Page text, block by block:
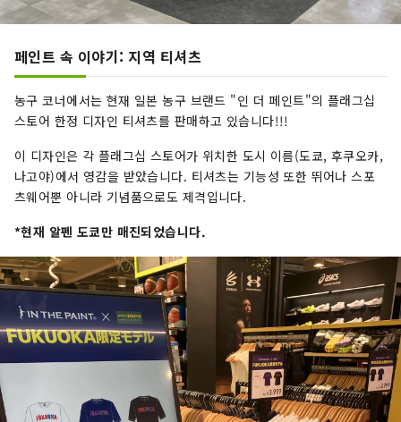
페인트 속 이야기: 지역 티셔츠
농구 코너에서는 현재 일본 농구 브랜드 "인 더 페인트"의 플래그십
스토어 한정 디자인 티셔츠를 판매하고 있습니다!!!
이 디자인은 각 플래그십 스토어가 위치한 도시 이름(도쿄, 후쿠오카,
나고야)에서 영감을 받았습니다. 티셔츠는 기능성 또한 뛰어나 스포
츠웨어뿐 아니라 기념품으로도 제격입니다.
*현재 알펜 도쿄만 매진되었습니다.